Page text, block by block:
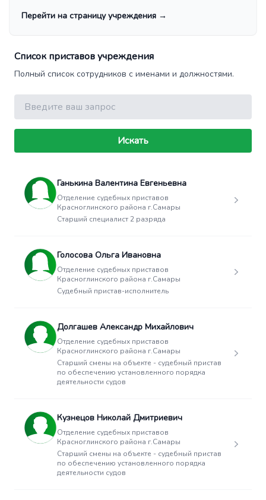
Перейти на страницу учреждения →
Список приставов учреждения
Полный список сотрудников с именами и должностями.
Поиск
Искать
Ганькина Валентина Евгеньевна
Отделение судебных приставов
Красноглинского района г.Самары
Старший специалист 2 разряда
Голосова Ольга Ивановна
Отделение судебных приставов
Красноглинского района г.Самары
Судебный пристав-исполнитель
Долгашев Александр Михайлович
Отделение судебных приставов
Красноглинского района г.Самары
Старший смены на объекте - судебный пристав
по обеспечению установленного порядка
деятельности судов
Кузнецов Николай Дмитриевич
Отделение судебных приставов
Красноглинского района г.Самары
Старший смены на объекте - судебный пристав
по обеспечению установленного порядка
деятельности судов